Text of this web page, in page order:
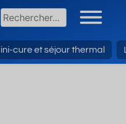
cure et séjour thermal